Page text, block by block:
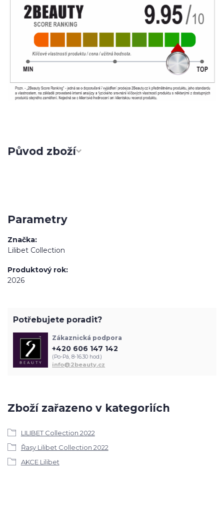
Původ zboží
Parametry
Značka
Lilibet Collection
Produktový rok
2026
Zboží zařazeno v kategoriích
LILIBET Collection 2022
Řasy Lilibet Collection 2022
AKCE Lilibet
Potřebujete poradit?
Zákaznická podpora
+420 606 147 142
(Po-Pá, 8-16.30 hod.)
info@2beauty.cz